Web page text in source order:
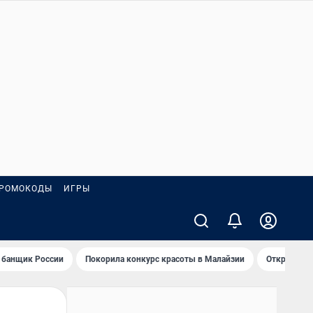
ИГРЫ
России Покорила конкурс красоты в Малайзии Открыл